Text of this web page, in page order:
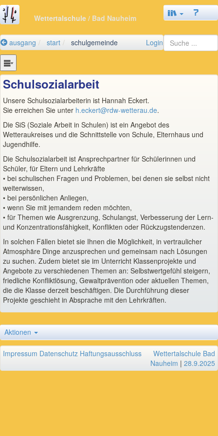
Wettertalschule / Bad Nauheim
ausgang start schulgemeinde Login
Schulsozialarbeit
Unsere Schulsozialarbeiterin ist Hannah Eckert.
Sie erreichen Sie unter h.eckert@rdw-wetterau.de.
Die SiS (Soziale Arbeit in Schulen) ist ein Angebot des
Wetteraukreises und die Schnittstelle von Schule, Elternhaus und
Jugendhilfe.
Die Schulsozialarbeit ist Ansprechpartner für Schülerinnen und
Schüler, für Eltern und Lehrkräfte
• bei schulischen Fragen und Problemen, bei denen sie selbst nicht
weiterwissen,
• bei persönlichen Anliegen,
• wenn Sie mit jemandem reden möchten,
• für Themen wie Ausgrenzung, Schulangst, Verbesserung der Lern-
und Konzentrationsfähigkeit, Konflikten oder Rückzugstendenzen.
In solchen Fällen bietet sie Ihnen die Möglichkeit, in vertraulicher
Atmosphäre Dinge anzusprechen und gemeinsam nach Lösungen
zu suchen. Zudem bietet sie im Unterricht Klassenprojekte und
Angebote zu verschiedenen Themen an: Selbstwertgefühl steigern,
friedliche Konfliktlösung, Gewaltprävention oder aktuellen Themen,
die die Klasse derzeit beschäftigen. Die Durchführung dieser
Projekte geschieht in Absprache mit den Lehrkräften.
Aktionen
Impressum Datenschutz Haftungsausschluss
Wettertalschule Bad
Nauheim | 28.9.2025